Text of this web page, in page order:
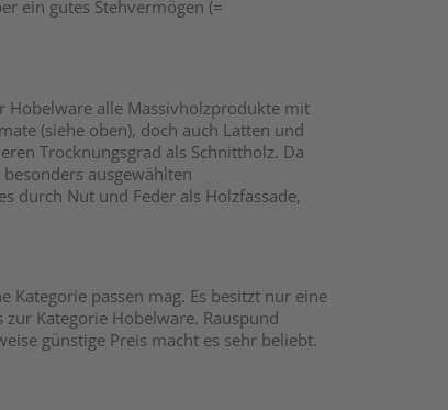
ein gutes Stehvermögen (=
Hobelware alle Massivholzprodukte mit
(siehe oben), doch auch Latten und
Trocknungsgrad als Schnittholz. Da
ausgewählten
durch Nut und Feder als Holzfassade,
Kategorie passen mag. Es besitzt nur eine
Kategorie Hobelware. Rauspund
günstige Preis macht es sehr beliebt.